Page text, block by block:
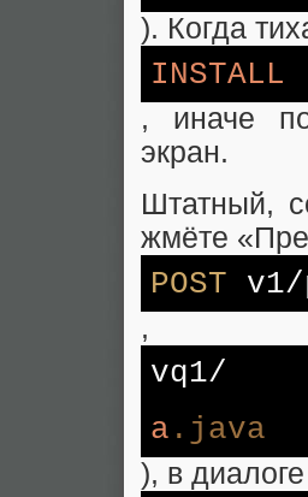
). Когда
INSTALL
, иначе
экран.
Штатный,
жмёте
POST
,
vq1/
a .java
), в